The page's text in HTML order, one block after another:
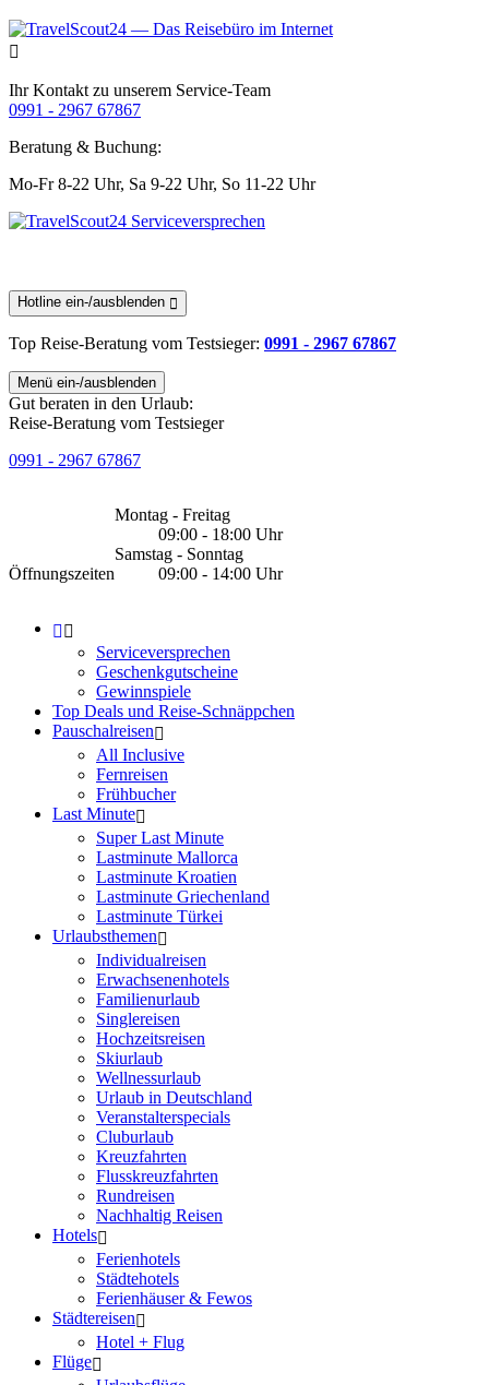
Ihr Kontakt zu unserem Service-Team
0991 - 2967 67867
Beratung & Buchung:
Mo-Fr 8-22 Uhr, Sa 9-22 Uhr, So 11-22 Uhr
Hotline ein-/ausblenden
Top Reise-Beratung vom Testsieger: 0991 - 2967 67867
Menü ein-/ausblenden
Gut beraten in den Urlaub:
Reise-Beratung vom Testsieger
0991 - 2967 67867
Öffnungszeiten
Montag - Freitag
09:00 - 18:00 Uhr
Samstag - Sonntag
09:00 - 14:00 Uhr
Serviceversprechen
Geschenkgutscheine
Gewinnspiele
Top Deals und Reise-Schnäppchen
Pauschalreisen
All Inclusive
Fernreisen
Frühbucher
Last Minute
Super Last Minute
Lastminute Mallorca
Lastminute Kroatien
Lastminute Griechenland
Lastminute Türkei
Urlaubsthemen
Individualreisen
Erwachsenenhotels
Familienurlaub
Singlereisen
Hochzeitsreisen
Skiurlaub
Wellnessurlaub
Urlaub in Deutschland
Veranstalterspecials
Cluburlaub
Kreuzfahrten
Flusskreuzfahrten
Rundreisen
Nachhaltig Reisen
Hotels
Ferienhotels
Städtehotels
Ferienhäuser & Fewos
Städtereisen
Hotel + Flug
Flüge